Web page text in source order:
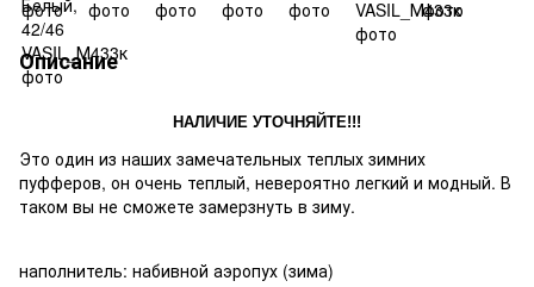
Описание
НАЛИЧИЕ УТОЧНЯЙТЕ!!!
Это один из наших замечательных теплых зимних
пуфферов, он очень теплый, невероятно легкий и модный. В
таком вы не сможете замерзнуть в зиму.
наполнитель: набивной аэропух (зима)